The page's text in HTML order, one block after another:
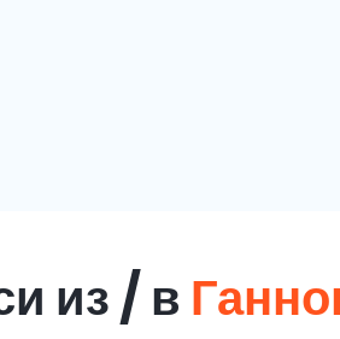
из / в